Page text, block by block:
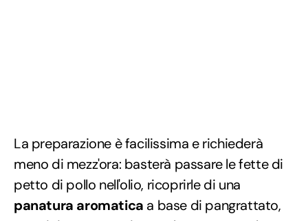
La preparazione è facilissima e richiederà
meno di mezz'ora: basterà passare le fette di
petto di pollo nell'olio, ricoprirle di una
panatura aromatica a base di pangrattato,